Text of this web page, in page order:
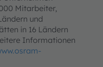
Mitarbeiter,
und
in 16 Ländern
Informationen